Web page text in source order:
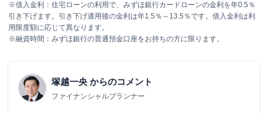
※借入金利：住宅ローンの利用で、みずほ銀行カードローンの金利を年0.5％
引き下げます。引き下げ適用後の金利は年1.5％～13.5％です。借入金利は利
用限度額に応じて異なります。
※融資時間：みずほ銀行の普通預金口座をお持ちの方に限ります。
塚越一央 からのコメント
ファイナンシャルプランナー